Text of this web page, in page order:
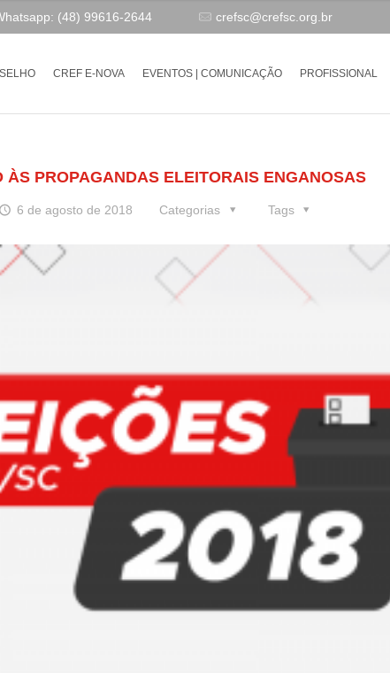
(48) 99616-2644 crefsc@crefsc.org.br
CREF E-NOVA EVENTOS | COMUNICAÇÃO PROFISSIONAL
ÀS PROPAGANDAS ELEITORAIS ENGANOSAS
6 de agosto de 2018 Categorias Tags